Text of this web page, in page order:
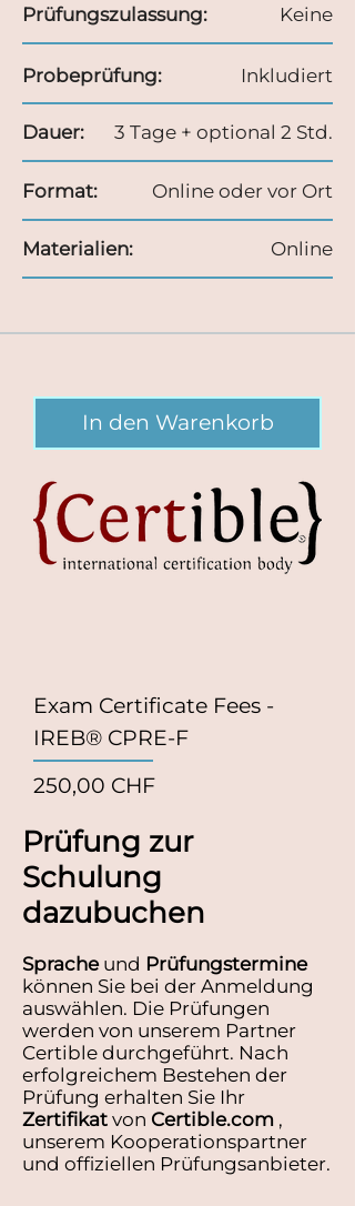
Prüfungszulassung: Keine
Probeprüfung: Inkludiert
Dauer: 3 Tage + optional 2 Std.
Format: Online oder vor Ort
Materialien: Online
In den Warenkorb
Exam Certificate Fees -
IREB® CPRE-F
Preis
250,00 CHF
Prüfung zur
Schulung
dazubuchen
Spracheund Prüfungstermine
können Sie bei der Anmeldung
auswählen. Die Prüfungen
werden von unserem Partner
Certible durchgeführt. Nach
erfolgreichem Bestehen der
Prüfung erhalten Sie Ihr
Zertifikat von Certible.com ,
unserem Kooperationspartner
und offiziellen Prüfungsanbieter.